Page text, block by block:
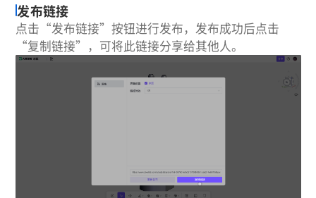
发布链接
点击“发布链接”按钮进行发布，发布成功后点击
“复制链接”，可将此链接分享给其他人。